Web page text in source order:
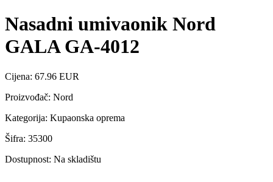
Nasadni umivaonik Nord
GALA GA-4012
Cijena: 67.96 EUR
Proizvođač: Nord
Kategorija: Kupaonska oprema
Šifra: 35300
Dostupnost: Na skladištu